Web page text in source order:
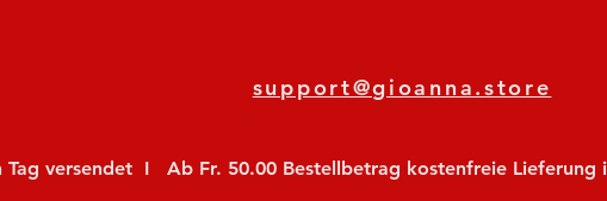
000 78 support@gioanna.store
versendet  I   Ab Fr. 50.00 Bestellbetrag kostenfreie